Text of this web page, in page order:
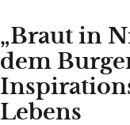
„Braut in
dem
Lebens